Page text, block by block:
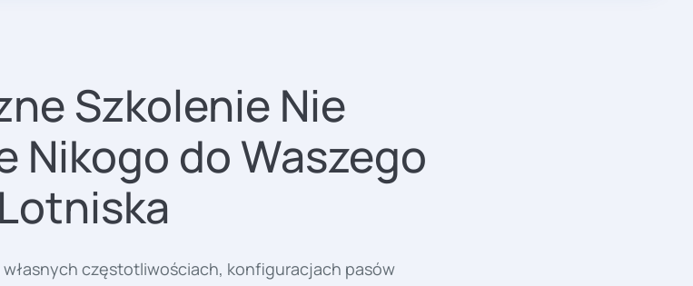
Szkolenie Nie
Nikogo do Waszego
Lotniska
częstotliwościach, konfiguracjach pasów